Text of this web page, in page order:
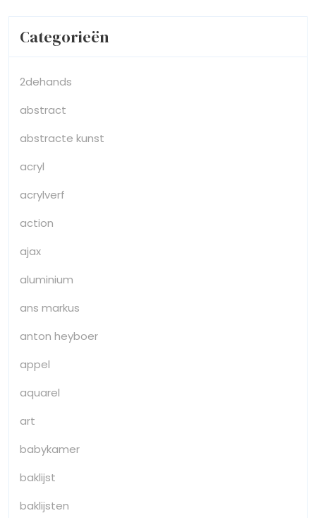
Categorieën
2dehands
abstract
abstracte kunst
acryl
acrylverf
action
ajax
aluminium
ans markus
anton heyboer
appel
aquarel
art
babykamer
baklijst
baklijsten